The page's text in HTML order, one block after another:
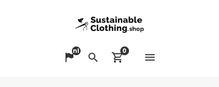
Taal veranderen
nl
ZoekenWinkelwagen
0